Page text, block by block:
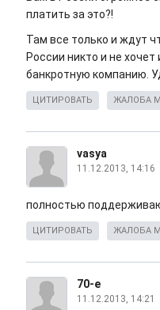
платить за это?!
Там все только и ждут
России никто и не
банкротную компанию.
ЦИТИРОВАТЬ ЖАЛОБА
vasya
11.12.2013, 14:16
полностью
ЦИТИРОВАТЬ ЖАЛОБА
70-е
11.12.2013, 14:21